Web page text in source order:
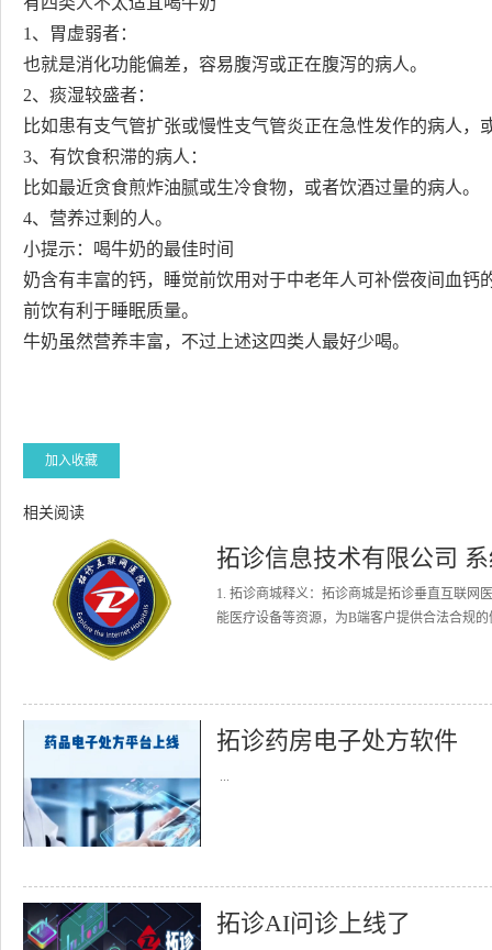
1、胃虚弱者：
也就是消化功能偏差，容易腹泻或正在腹泻的病人。
2、痰湿较盛者：
比如患有支气管扩张或慢性支气管炎正在急性发作的病人，
3、有饮食积滞的病人：
比如最近贪食煎炸油腻或生冷食物，或者饮酒过量的病人。
4、营养过剩的人。
小提示：喝牛奶的最佳时间
奶含有丰富的钙，睡觉前饮用对于中老年人可补偿夜间血
前饮有利于睡眠质量。
牛奶虽然营养丰富，不过上述这四类人最好少喝。
加入收藏
相关阅读
拓诊信息技术有限公司
1. 拓诊商城释义：拓诊商城是拓诊垂直互联网
能医疗设备等资源，为B端客户提供合法合规
拓诊药房电子处方软件
...
拓诊AI问诊上线了